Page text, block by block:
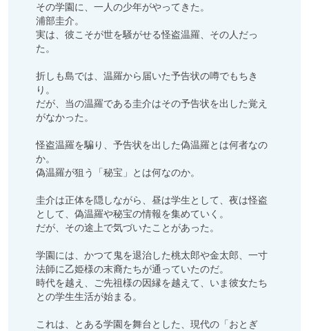
その学園に、一人の少年がやってきた。
浦部圭介。
実は、彼こそが世を騒がせる怪盗温羅、その人だっ
た。
折しも島では、温羅から届いた予告状の噂でもちき
り。
だが、当の温羅である圭介はその予告状を出した覚え
がなかった。
怪盗温羅を騙り、予告状を出した偽温羅とは何者なの
か。
偽温羅が狙う「秘宝」とは何なのか。
圭介は正体を隠しながら、昼は学生として、夜は怪盗
として、偽温羅や秘宝の情報を集めていく。
だが、その途上で気づいたことがあった。
学園には、かつて鬼を退治した桃太郎や金太郎、一寸
法師に乙姫様の末裔たちが通っていたのだ。
時代を越え、ご先祖様の因縁を越えて、いま彼女たち
との学生生活が始まる。
これは、とある学園を舞台とした、現代の「おとぎ